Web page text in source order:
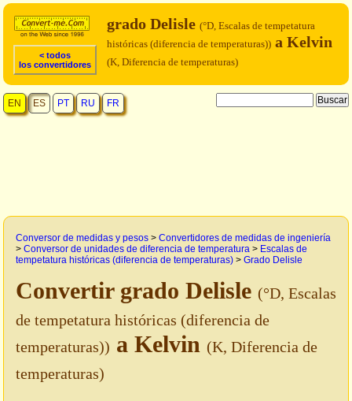
< todos
los convertidores
grado Delisle (°D, Escalas de tempetatura
históricas (diferencia de temperaturas)) a Kelvin
(K, Diferencia de temperaturas)
EN ES PT RU FR
Conversor de medidas y pesos > Convertidores de medidas de ingeniería
> Conversor de unidades de diferencia de temperatura > Escalas de
tempetatura históricas (diferencia de temperaturas) > Grado Delisle
Convertir grado Delisle (°D, Escalas
de tempetatura históricas (diferencia de
temperaturas)) a Kelvin (K, Diferencia de
temperaturas)